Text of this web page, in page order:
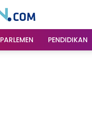
PARLEMEN PENDIDIKAN